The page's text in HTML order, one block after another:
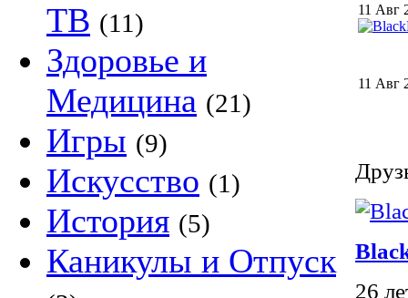
ТВ (11)
Здоровье и
Медицина (21)
Игры (9)
Искусство (1)
История (5)
Каникулы и Отпуск
11 Авг
11 Авг
26